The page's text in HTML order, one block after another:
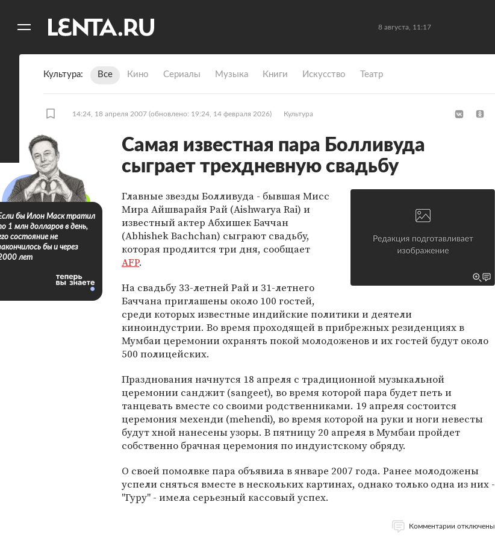
8 августа, 11:17
Культура Все Кино Сериалы Музыка Книги Искусство Театр
14:24, 18 апреля 2007 (обновлено: 19:24, 14 февраля 2026) Культура
Самая известная пара Болливуда
сыграет трехдневную свадьбу
Главные звезды Болливуда - бывшая Мисс
Мира Айшварайя Рай (Aishwarya Rai) и
известный актер Абхишек Баччан
(Abhishek Bachchan) сыграют свадьбу,
которая продлится три дня, сообщает
AFP.
На свадьбу 33-летней Рай и 31-летнего
Баччана приглашены около 100 гостей,
среди которых известные индийские политики и деятели
киноиндустрии. Во время проходящей в прибрежных резиденциях в
Мумбаи церемонии охранять покой молодоженов и их гостей будут около
500 полицейских.
Празднования начнутся 18 апреля с традиционной музыкальной
церемонии санджит (sangeet), во время которой пара будет петь и
танцевать вместе со своими родственниками. 19 апреля состоится
церемония мехенди (mehendi), во время которой на руки и ноги невесты
будут хной нанесены узоры. В пятницу 20 апреля в Мумбаи пройдет
собственно брачная церемония по индуистскому обряду.
О своей помолвке пара объявила в январе 2007 года. Ранее молодожены
успели сняться вместе в нескольких картинах, однако только одна из них -
"Гуру" - имела серьезный кассовый успех.
Комментарии отключены
бы Илон Маск тратил
1 млн долларов в день,
состояние не
бы и через
лет